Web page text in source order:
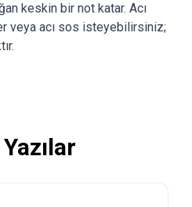
keskin bir not katar. Acı
veya acı sos isteyebilirsiniz;